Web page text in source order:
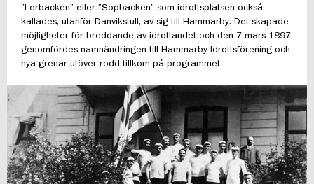
”Lerbacken” eller ”Sopbacken” som idrottsplatsen också
kallades, utanför Danvikstull, av sig till Hammarby. Det skapade
möjligheter för breddande av idrottandet och den 7 mars 1897
genomfördes namnändringen till Hammarby Idrottsförening och
nya grenar utöver rodd tillkom på programmet.